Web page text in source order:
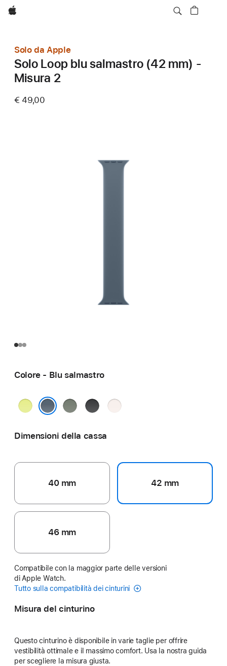
Apple
Solo da Apple
Solo Loop blu salmastro (42 mm) -
Misura 2
€ 49,00
Colore - Blu salmastro
Giallo
Grigioverde
Nero
Rosa
Dimensioni della cassa
40 mm 42 mm
46 mm
Compatibile con la maggior parte delle versioni
di Apple Watch.
Tutto sulla compatibilità dei cinturini
Misura del cinturino
Questo cinturino è disponibile in varie taglie per offrire
vestibilità ottimale e il massimo comfort. Usa la nostra guida
per scegliere la misura giusta.